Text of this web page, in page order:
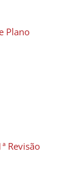
Plano
Revisão